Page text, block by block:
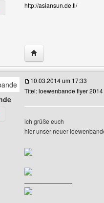
Profile anzeigen
http://asiansun.de.tl/
Website dieses
Benutzer-Profile anzeigen
10.03.2014 um 17:33
Titel: loewenbande flyer 2014
ich grüße euch
hier unser neuer